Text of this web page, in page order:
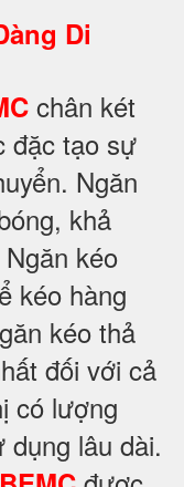
Di
chân két
đặc tạo sự
Ngăn
khả
kéo
kéo hàng
kéo thả
đối với cả
có lượng
lâu dài.